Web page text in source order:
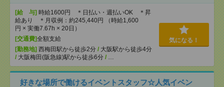
[給 与] 時給1600円 ＊日払い・週払いOK ＊昇
給あり ＊月収例：約245,440円 （時給1,600
円 × 実働7.67h × 20日）
[交通費]全額支給
[勤務地] 西梅田駅から徒歩2分 / 大阪駅から徒歩4分
/ 大阪梅田(阪急線)駅から徒歩6分 / …
気になる！
好きな場所で働けるイベントスタッフ☆人気イベン